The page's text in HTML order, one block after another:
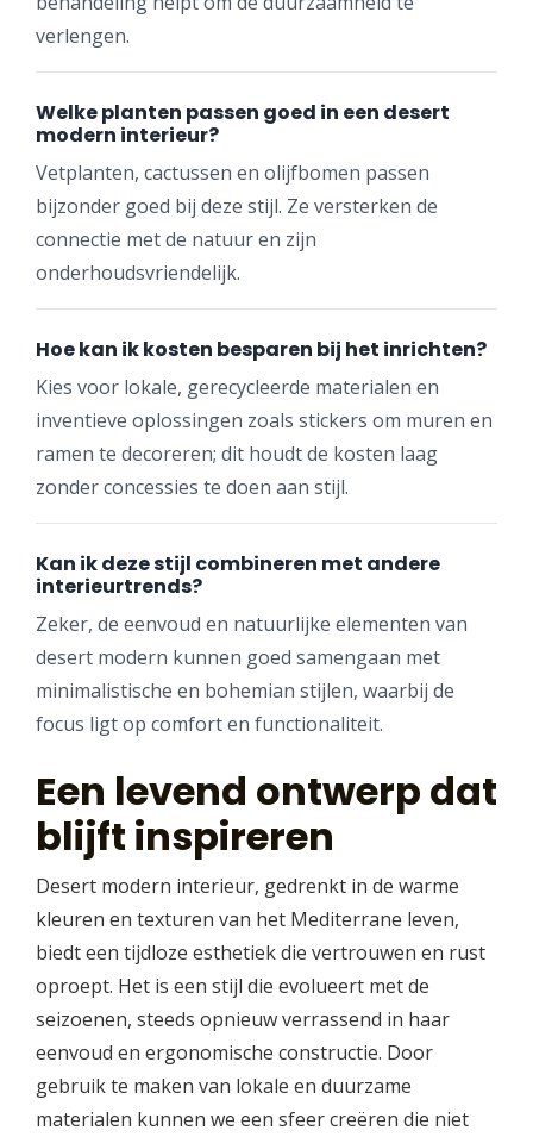
verlengen.
Welke planten passen goed in een desert
modern interieur?
Vetplanten, cactussen en olijfbomen passen
bijzonder goed bij deze stijl. Ze versterken de
connectie met de natuur en zijn
onderhoudsvriendelijk.
Hoe kan ik kosten besparen bij het inrichten?
Kies voor lokale, gerecycleerde materialen en
inventieve oplossingen zoals stickers om muren en
ramen te decoreren; dit houdt de kosten laag
zonder concessies te doen aan stijl.
Kan ik deze stijl combineren met andere
interieurtrends?
Zeker, de eenvoud en natuurlijke elementen van
desert modern kunnen goed samengaan met
minimalistische en bohemian stijlen, waarbij de
focus ligt op comfort en functionaliteit.
Een levend ontwerp dat
blijft inspireren
Desert modern interieur, gedrenkt in de warme
kleuren en texturen van het Mediterrane leven,
biedt een tijdloze esthetiek die vertrouwen en rust
oproept. Het is een stijl die evolueert met de
seizoenen, steeds opnieuw verrassend in haar
eenvoud en ergonomische constructie. Door
gebruik te maken van lokale en duurzame
materialen kunnen we een sfeer creëren die niet